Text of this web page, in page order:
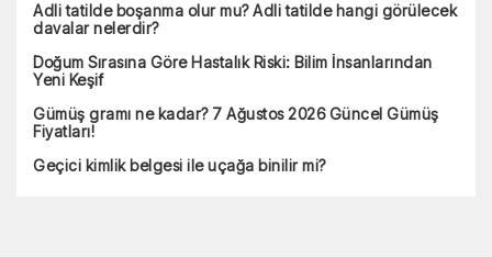
Adli tatilde boşanma olur mu? Adli tatilde hangi görülecek
davalar nelerdir?
Doğum Sırasına Göre Hastalık Riski: Bilim İnsanlarından
Yeni Keşif
Gümüş gramı ne kadar? 7 Ağustos 2026 Güncel Gümüş
Fiyatları!
Geçici kimlik belgesi ile uçağa binilir mi?